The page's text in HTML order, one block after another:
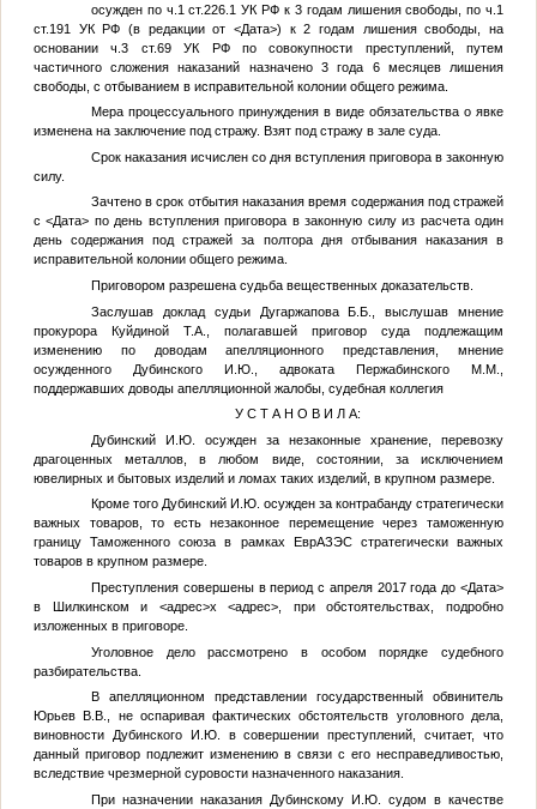
осужден по ч.1 ст.226.1 УК РФ к 3 годам лишения свободы, по ч.1
ст.191 УК РФ (в редакции от <Дата>) к 2 годам лишения свободы, на
основании ч.3 ст.69 УК РФ по совокупности преступлений, путем
частичного сложения наказаний назначено 3 года 6 месяцев лишения
свободы, с отбыванием в исправительной колонии общего режима.
Мера процессуального принуждения в виде обязательства о явке
изменена на заключение под стражу. Взят под стражу в зале суда.
Срок наказания исчислен со дня вступления приговора в законную
силу.
Зачтено в срок отбытия наказания время содержания под стражей
с<Дата> по день вступления приговора в законную силу из расчета один
день содержания под стражей за полтора дня отбывания наказания в
исправительной колонии общего режима.
Приговором разрешена судьба вещественных доказательств.
Заслушав доклад судьи Дугаржапова Б.Б., выслушав мнение
прокурора Куйдиной Т.А., полагавшей приговор суда подлежащим
изменению по доводам апелляционного представления, мнение
осужденного Дубинского И.Ю., адвоката Пержабинского М.М.,
поддержавших доводы апелляционной жалобы, судебная коллегия
У С Т А Н О В И Л А:
Дубинский И.Ю. осужден за незаконные хранение, перевозку
драгоценных металлов, в любом виде, состоянии, за исключением
ювелирных и бытовых изделий и ломах таких изделий, в крупном размере.
Кроме того Дубинский И.Ю. осужден за контрабанду стратегически
важных товаров, то есть незаконное перемещение через таможенную
границу Таможенного союза в рамках ЕврАЗЭС стратегически важных
товаров в крупном размере.
Преступления совершены в период с апреля 2017 года до<Дата>
в Шилкинском и <адрес>х <адрес> , при обстоятельствах, подробно
изложенных в приговоре.
Уголовное дело рассмотрено в особом порядке судебного
разбирательства.
В апелляционном представлении государственный обвинитель
Юрьев В.В., не оспаривая фактических обстоятельств уголовного дела,
виновности Дубинского И.Ю. в совершении преступлений, считает, что
данный приговор подлежит изменению в связи с его несправедливостью,
вследствие чрезмерной суровости назначенного наказания.
При назначении наказания Дубинскому И.Ю. судом в качестве